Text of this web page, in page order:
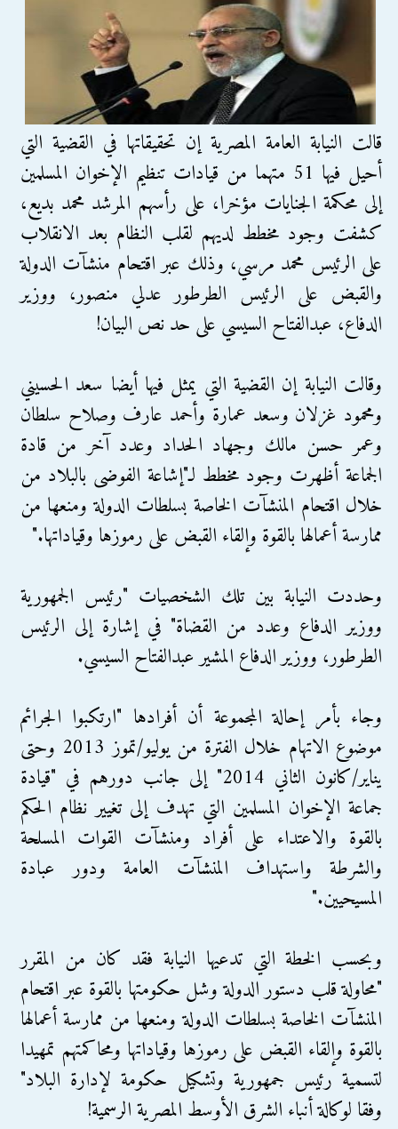
قالت النيابة العامة المصرية إن تحقيقاتها في القضية التي
أحيل فيها 51 متهما من قيادات تنظيم الإخوان المسلمين
إلى محكمة الجنايات مؤخرا، على رأسهم المرشد محمد بديع،
كشفت وجود مخطط لديهم لقلب النظام بعد الانقلاب
على الرئيس محمد مرسي، وذلك عبر اقتحام منشآت الدولة
والقبض على الرئيس الطرطور عدلي منصور، ووزير
الدفاع، عبدالفتاح السيسي على حد نص البيان!
وقالت النيابة إن القضية التي يمثل فيها أيضا سعد الحسيني
ومحمود غزلان وسعد عمارة وأحمد عارف وصلاح سلطان
وعمر حسن مالك وجهاد الحداد وعدد آخر من قادة
الجماعة أظهرت وجود مخطط لـ"إشاعة الفوضى بالبلاد من
خلال اقتحام المنشآت الخاصة بسلطات الدولة ومنعها من
ممارسة أعمالها بالقوة وإلقاء القبض على رموزها وقياداتها."
وحددت النيابة بين تلك الشخصيات "رئيس الجمهورية
ووزير الدفاع وعدد من القضاة" في إشارة إلى الرئيس
الطرطور، ووزير الدفاع المشير عبدالفتاح السيسي.
وجاء بأمر إحالة المجموعة أن أفرادها "ارتكبوا الجرائم
موضوع الاتهام خلال الفترة من يوليو/تموز 2013 وحتى
يناير/كانون الثاني 2014" إلى جانب دورهم في "قيادة
جماعة الإخوان المسلمين التي تهدف إلى تغيير نظام الحكم
بالقوة والاعتداء على أفراد ومنشآت القوات المسلحة
والشرطة واستهداف المنشآت العامة ودور عبادة
المسيحيين."
وبحسب الخطة التي تدعيها النيابة فقد كان من المقرر
"محاولة قلب دستور الدولة وشل حكومتها بالقوة عبر اقتحام
المنشآت الخاصة بسلطات الدولة ومنعها من ممارسة أعمالها
بالقوة وإلقاء القبض على رموزها وقياداتها ومحاكمتهم تمهيدا
لتسمية رئيس جمهورية وتشكيل حكومة لإدارة البلاد"
وفقا لوكالة أنباء الشرق الأوسط المصرية الرسمية!